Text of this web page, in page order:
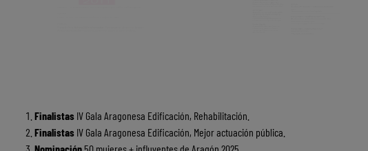
Finalistas IV Gala Aragonesa Edificación, Rehabilitación.
Finalistas IV Gala Aragonesa Edificación, Mejor actuación pública.
Nominación 50 mujeres + influyentes de Aragón 2025.